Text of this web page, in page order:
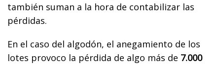
también suman a la hora de contabilizar las
pérdidas.
En el caso del algodón, el anegamiento de los
lotes provoco la pérdida de algo más de 7.000